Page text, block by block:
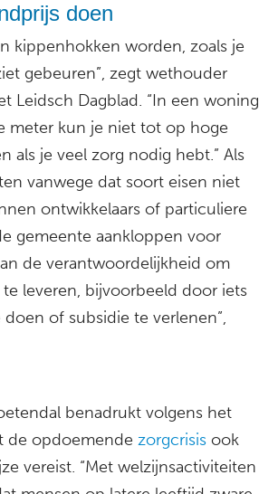
doen
kippenhokken worden, zoals je
gebeuren”, zegt wethouder
Leidsch Dagblad. “In een woning
meter kun je niet tot op hoge
als je veel zorg nodig hebt.” Als
vanwege dat soort eisen niet
ontwikkelaars of particuliere
gemeente aankloppen voor
de verantwoordelijkheid om
leveren, bijvoorbeeld door iets
of subsidie te verlenen”,
benadrukt volgens het
de opdoemende zorgcrisis ook
vereist. “Met welzijnsactiviteiten